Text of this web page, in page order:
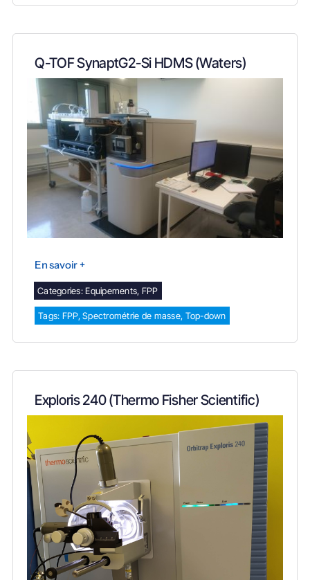
Q-TOF SynaptG2-Si HDMS (Waters)
En savoir +
Categories:Equipements, FPP
Tags: FPP,Spectrométrie de masse, Top-down
Exploris 240 (Thermo Fisher Scientific)